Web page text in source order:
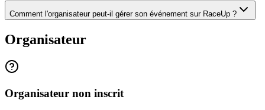
Comment l'organisateur peut-il gérer son événement sur RaceUp ?
Organisateur
Organisateur non inscrit